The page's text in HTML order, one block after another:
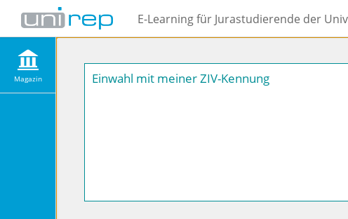
E-Learning für Jurastudierende der
Magazin Einwahl mit meiner ZIV-Kennung